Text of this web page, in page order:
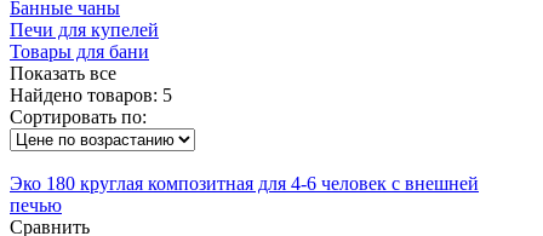
Банные чаны
Печи для купелей
Товары для бани
Показать все
Найдено товаров: 5
Сортировать по:
Эко 180 круглая композитная для 4-6 человек с внешней
печью
Сравнить